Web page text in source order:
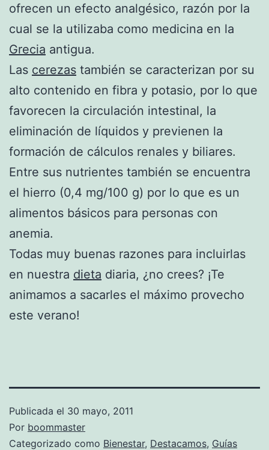
ofrecen un efecto analgésico, razón por la
cual se la utilizaba como medicina en la
Grecia antigua.
Las cerezas también se caracterizan por su
alto contenido en fibra y potasio, por lo que
favorecen la circulación intestinal, la
eliminación de líquidos y previenen la
formación de cálculos renales y biliares.
Entre sus nutrientes también se encuentra
el hierro (0,4 mg/100 g) por lo que es un
alimentos básicos para personas con
anemia.
Todas muy buenas razones para incluirlas
en nuestra dieta diaria, ¿no crees? ¡Te
animamos a sacarles el máximo provecho
este verano!
Publicada el 30 mayo, 2011
Por boommaster
Categorizado como Bienestar, Destacamos, Guías